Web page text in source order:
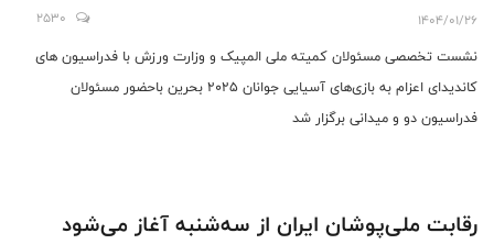
1404/01/26
2530
‎نشست تخصصی مسئولان کمیته ملی المپیک و وزارت ورزش با فدراسیون های
کاندیدای اعزام به بازی‌های آسیایی جوانان 2025 بحرین باحضور مسئولان
فدراسیون دو و میدانی برگزار شد
رقابت ملی‌پوشان ایران از سه‌شنبه آغاز می‌شود